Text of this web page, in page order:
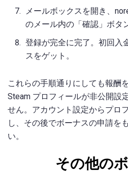
メールボックスを開き、
のメール内の「確認」ボタ
登録が完全に完了。初回入
スをゲット。
これらの手順通りにしても報酬
Steam プロフィールが非公開設
せん。アカウント設定からプロ
し、その後でボーナスの申請を
い。
その他の